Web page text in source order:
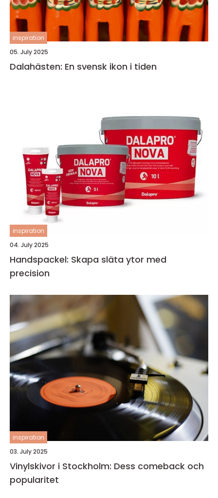
inspiration
05. July 2025
Dalahästen: En svensk ikon i tiden
inspiration
04. July 2025
Handspackel: Skapa släta ytor med
precision
inspiration
03. July 2025
Vinylskivor i Stockholm: Dess comeback och
popularitet